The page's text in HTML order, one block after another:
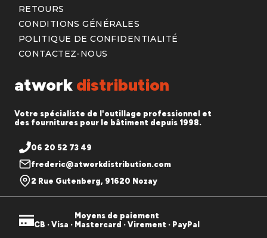
atwork distribution
Votre spécialiste de l'outillage professionnel et
des fournitures pour le bâtiment depuis 1998.
06 20 52 73 49
frederic@atworkdistribution.com
2 Rue Gutenberg, 91620 Nozay
RETOURS
CONDITIONS GÉNÉRALES
POLITIQUE DE CONFIDENTIALITÉ
CONTACTEZ-NOUS
Moyens de paiement
CB · Visa · Mastercard · Virement · PayPal